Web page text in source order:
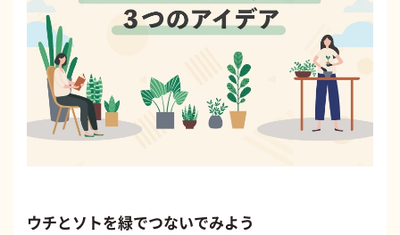
ウチとソトを緑でつないでみよう